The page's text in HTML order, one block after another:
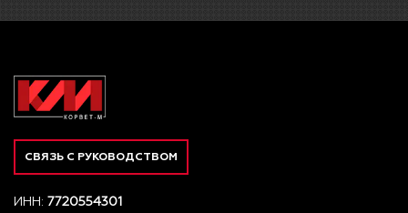
СВЯЗЬ С РУКОВОДСТВОМ
ИНН: 7720554301